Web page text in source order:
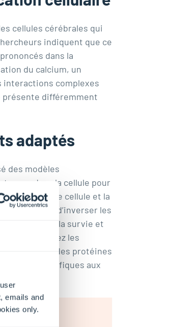
emails and
only.
cellules cérébrales qui
indiquent que ce
dans la
du calcium, un
interactions complexes
présente différemment
adaptés
des modèles
dans la cellule pour
types de cellule et la
permettre d’inverser les
dans la survie et
Chez les
des protéines
spécifiques aux
adaptés.